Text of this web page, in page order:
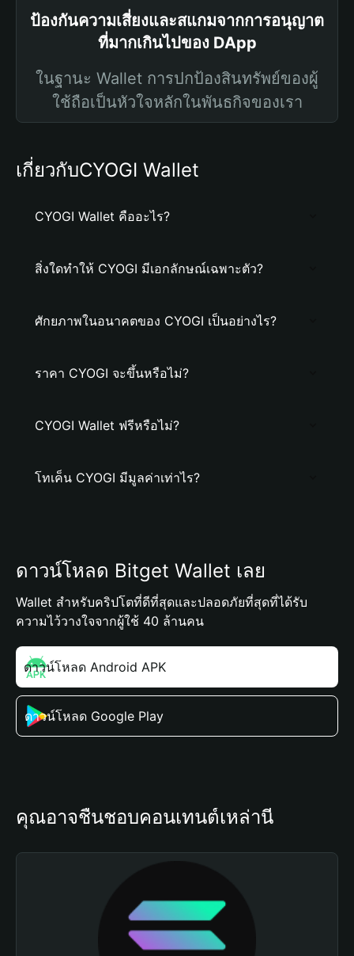
ป้องกันความเสี่ยงและสแกมจากการอนุญาต
ที่มากเกินไปของ DApp
ในฐานะ Wallet การปกป้องสินทรัพย์ของผู้
ใช้ถือเป็นหัวใจหลักในพันธกิจของเรา
เกี่ยวกับCYOGI Wallet
CYOGI Wallet คืออะไร?
สิ่งใดทำให้ CYOGI มีเอกลักษณ์เฉพาะตัว?
ศักยภาพในอนาคตของ CYOGI เป็นอย่างไร?
ราคา CYOGI จะขึ้นหรือไม่?
CYOGI Wallet ฟรีหรือไม่?
โทเค็น CYOGI มีมูลค่าเท่าไร?
ดาวน์โหลด Bitget Wallet เลย
Wallet สำหรับคริปโตที่ดีที่สุดและปลอดภัยที่สุดที่ได้รับ
ความไว้วางใจจากผู้ใช้ 40 ล้านคน
ดาวน์โหลด Android APK
ดาวน์โหลด Google Play
คุณอาจชื่นชอบคอนเทนต์เหล่านี้